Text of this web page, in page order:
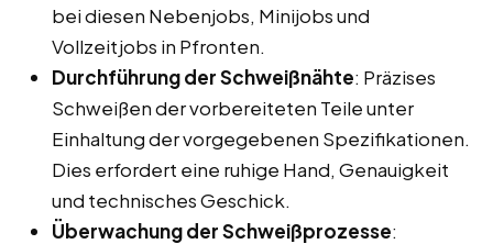
bei diesen Nebenjobs, Minijobs und
Vollzeitjobs in Pfronten.
Durchführung der Schweißnähte: Präzises
Schweißen der vorbereiteten Teile unter
Einhaltung der vorgegebenen Spezifikationen.
Dies erfordert eine ruhige Hand, Genauigkeit
und technisches Geschick.
Überwachung der Schweißprozesse: